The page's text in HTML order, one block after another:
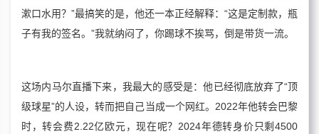
漱口水用？”最搞笑的是，他还一本正经解释：“这是定制款，瓶
子有我的签名。”我就纳闷了，你踢球不挨骂，倒是带货一流。
这场内马尔直播下来，我最大的感受是：他已经彻底放弃了“顶
级球星”的人设，转而把自己当成一个网红。2022年他转会巴黎
时，转会费2.22亿欧元，现在呢？2024年德转身价只剩4500